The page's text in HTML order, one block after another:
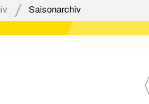
Kontakt
Fanbeirat
Fan-Klubs
Bilanz DFB-Pokal
Saisonarchiv